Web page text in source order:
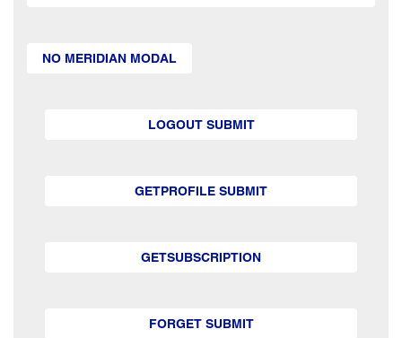
NO MERIDIAN MODAL
LOGOUT SUBMIT
GETPROFILE SUBMIT
GETSUBSCRIPTION
FORGET SUBMIT